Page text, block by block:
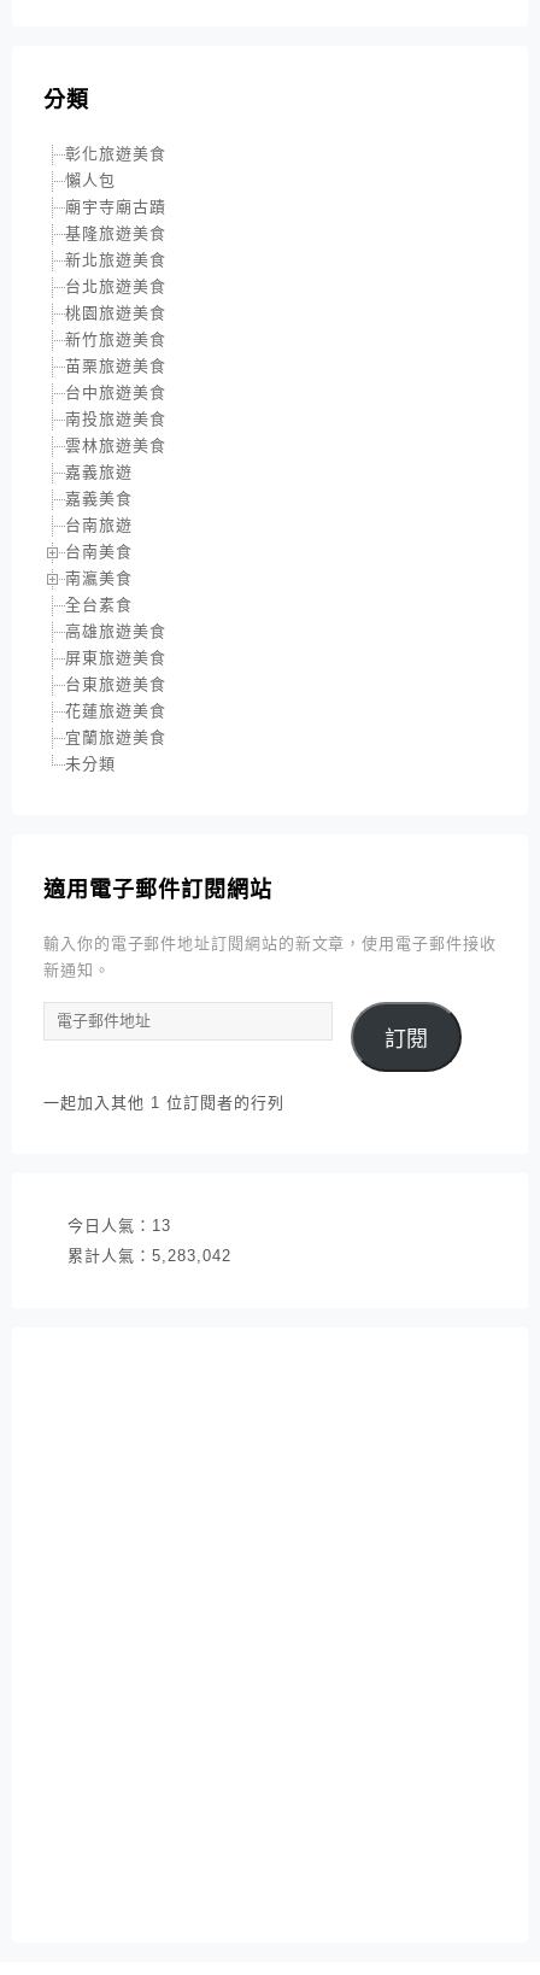
分類
彰化旅遊美食
懶人包
廟宇寺廟古蹟
基隆旅遊美食
新北旅遊美食
台北旅遊美食
桃園旅遊美食
新竹旅遊美食
苗栗旅遊美食
台中旅遊美食
南投旅遊美食
雲林旅遊美食
嘉義旅遊
嘉義美食
台南旅遊
台南美食
南瀛美食
全台素食
高雄旅遊美食
屏東旅遊美食
台東旅遊美食
花蓮旅遊美食
宜蘭旅遊美食
未分類
適用電子郵件訂閱網站
輸入你的電子郵件地址訂閱網站的新文章，使用電子郵件接收
新通知。
電
子
件
訂閱
一起加入其他 1 位訂閱者的行列
今日人氣： 13
累計人氣： 5,283,042